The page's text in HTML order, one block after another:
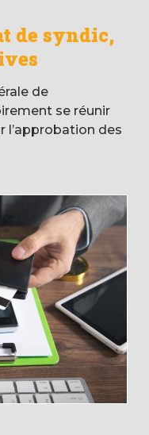
de syndic,
de
se réunir
l’approbation des